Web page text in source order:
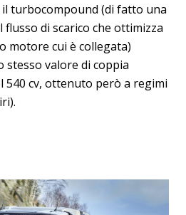
turbocompound (di fatto una
di scarico che ottimizza
motore cui è collegata)
stesso valore di coppia
540 cv, ottenuto però a regimi